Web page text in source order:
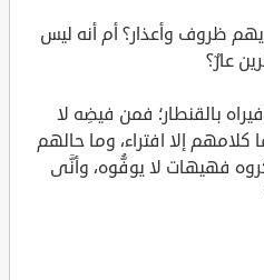
ظروف وأعذار؟ أم أنه ليس
عارٌ؟
بالقنطار؛ فمن فيضِه لا
إلا افتراء، وما حالهم
فهيهات لا يوفُّوه، وأنَّى